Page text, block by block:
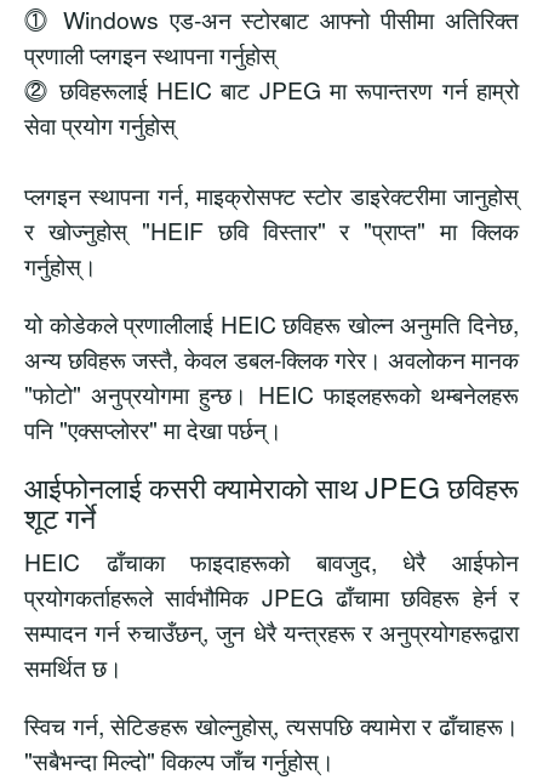
⓵ Windows एड-अन स्टोरबाट आफ्नो पीसीमा अतिरिक्त
प्रणाली प्लगइन स्थापना गर्नुहोस्
⓶ छविहरूलाई HEIC बाट JPEG मा रूपान्तरण गर्न हाम्रो
सेवा प्रयोग गर्नुहोस्
प्लगइन स्थापना गर्न, माइक्रोसफ्ट स्टोर डाइरेक्टरीमा जानुहोस्
र खोज्नुहोस् "HEIF छवि विस्तार" र "प्राप्त" मा क्लिक
गर्नुहोस्।
यो कोडेकले प्रणालीलाई HEIC छविहरू खोल्न अनुमति दिनेछ,
अन्य छविहरू जस्तै, केवल डबल-क्लिक गरेर। अवलोकन मानक
"फोटो" अनुप्रयोगमा हुन्छ। HEIC फाइलहरूको थम्बनेलहरू
पनि "एक्सप्लोरर" मा देखा पर्छन्।
आईफोनलाई कसरी क्यामेराको साथ JPEG छविहरू
शूट गर्ने
HEIC ढाँचाका फाइदाहरूको बावजुद, धेरै आईफोन
प्रयोगकर्ताहरूले सार्वभौमिक JPEG ढाँचामा छविहरू हेर्न र
सम्पादन गर्न रुचाउँछन्, जुन धेरै यन्त्रहरू र अनुप्रयोगहरूद्वारा
समर्थित छ।
स्विच गर्न, सेटिङहरू खोल्नुहोस्, त्यसपछि क्यामेरा र ढाँचाहरू।
"सबैभन्दा मिल्दो" विकल्प जाँच गर्नुहोस्।